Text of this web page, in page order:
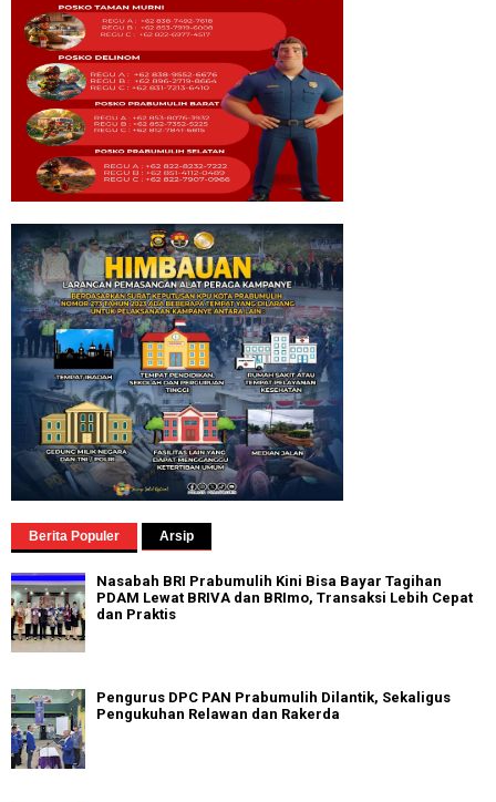
Berita Populer Arsip
Nasabah BRI Prabumulih Kini Bisa Bayar Tagihan
PDAM Lewat BRIVA dan BRImo, Transaksi Lebih Cepat
dan Praktis
Pengurus DPC PAN Prabumulih Dilantik, Sekaligus
Pengukuhan Relawan dan Rakerda